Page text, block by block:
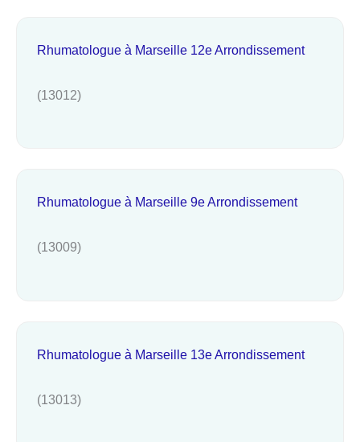
Rhumatologue à Marseille 12e Arrondissement
(13012)
Rhumatologue à Marseille 9e Arrondissement
(13009)
Rhumatologue à Marseille 13e Arrondissement
(13013)